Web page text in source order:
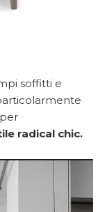
soffitti e
radical chic.